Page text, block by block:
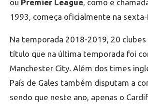
ou Premier League, como é
1993, começa oficialmente na
Na temporada 2018-2019, 20
título que na última temporada foi
Manchester City. Além dos times
País de Gales também disputam a
sendo que neste ano, apenas o